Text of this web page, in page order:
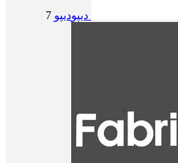
دیپودیپو 7